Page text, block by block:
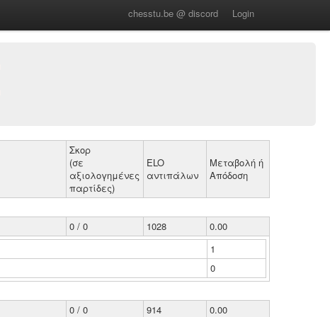
chesstu.be @ discord Login
Σκορ
(σε
αξιολογημένες
παρτίδες)
ELO
αντιπάλων
Μεταβολή ή
Απόδοση
0 / 0 1028
0.00
1
0
0 / 0 914
0.00